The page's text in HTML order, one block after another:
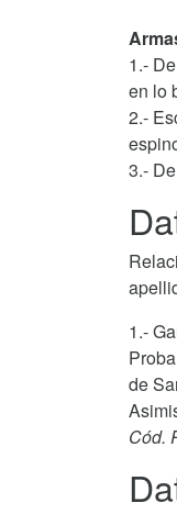
1.-
en lo
2.-
3.-
1.-
de
Cód.